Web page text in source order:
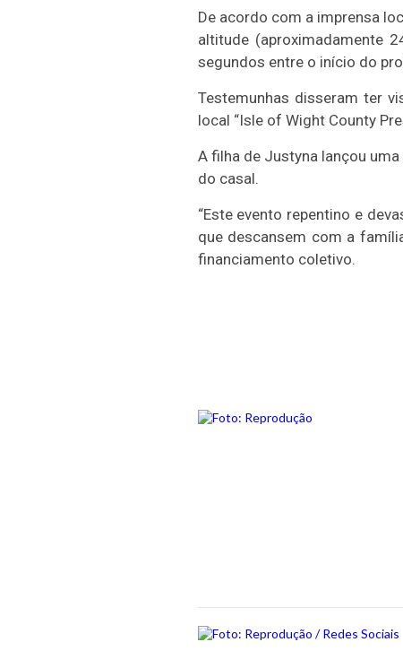
De acordo com a imprensa
altitude (aproximadamente
segundos entre o início do
Testemunhas disseram ter
local “Isle of Wight County
A filha de Justyna lançou
do casal.
“Este evento repentino e
que descansem com a
financiamento coletivo.